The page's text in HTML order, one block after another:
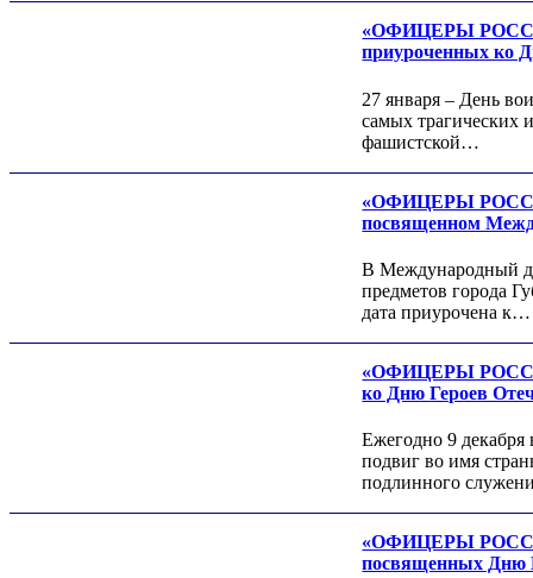
«ОФИЦЕРЫ
приуроченных ко
27 января – День
самых трагических
фашистской…
«ОФИЦЕРЫ
посвященном
В Международный
предметов города
дата приурочена к…
«ОФИЦЕРЫ
ко Дню Героев
Ежегодно 9
подвиг во имя
подлинного
«ОФИЦЕРЫ
посвященных Дню